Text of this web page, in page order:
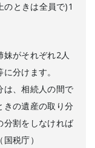
ときは全員で)1
がそれぞれ2人
分けます。
、相続人の間で
きの遺産の取り分
分割をしなければ
税庁）